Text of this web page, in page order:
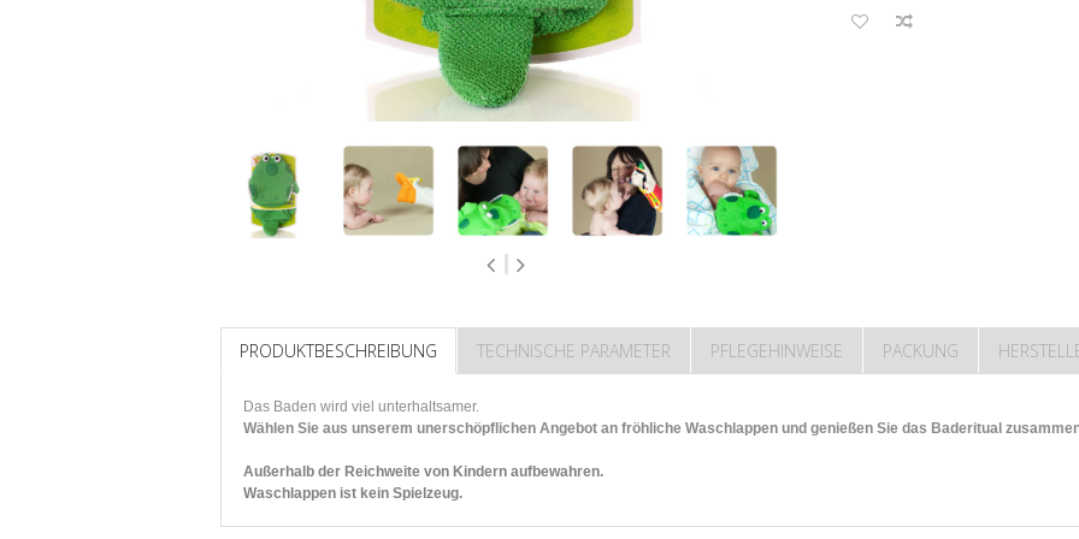
PRODUKTBESCHREIBUNG TECHNISCHE PARAMETER PFLEGEHINWEISE PACKUNG
Das Baden wird viel unterhaltsamer.
Wählen Sie aus unserem unerschöpflichen Angebot an fröhliche Waschlappen und genießen Sie das Baderitual
Außerhalb der Reichweite von Kindern aufbewahren.
Waschlappen ist kein Spielzeug.